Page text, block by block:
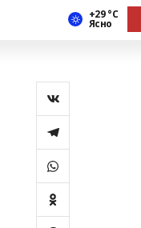
+29 °С
Ясно